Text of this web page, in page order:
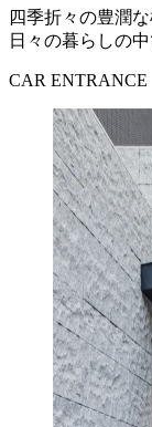
四季折々の豊潤
日々の暮らしの中
CAR ENTRANCE